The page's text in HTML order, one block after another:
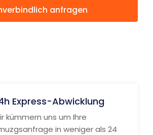
anfragen
Express-Abwicklung
kümmern uns um Ihre
in weniger als 24